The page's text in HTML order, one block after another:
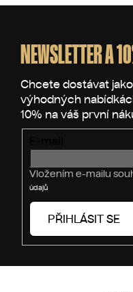
NEWSLETTER A
Vložením e-mailu
údajů
PŘIHLÁSIT SE